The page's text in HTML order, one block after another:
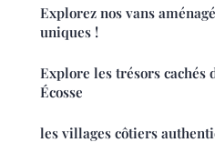
Explorez nos vans
uniques !
Explore les trésors cachés
Écosse
les villages côtiers